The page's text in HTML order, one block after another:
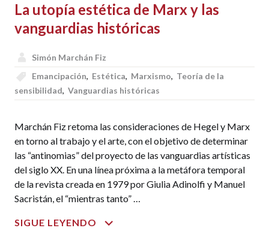
La utopía estética de Marx y las
vanguardias históricas
Simón Marchán Fiz
Emancipación, Estética, Marxismo, Teoría de la
sensibilidad, Vanguardias históricas
Marchán Fiz retoma las consideraciones de Hegel y Marx
en torno al trabajo y el arte, con el objetivo de determinar
las “antinomias” del proyecto de las vanguardias artísticas
del siglo XX. En una línea próxima a la metáfora temporal
de la revista creada en 1979 por Giulia Adinolfi y Manuel
Sacristán, el “mientras tanto” …
SIGUE LEYENDO
LA